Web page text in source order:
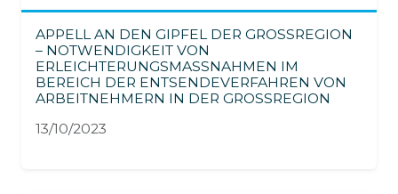
APPELL AN DEN GIPFEL DER GROSSREGION
– NOTWENDIGKEIT VON
ERLEICHTERUNGSMASSNAHMEN IM
BEREICH DER ENTSENDEVERFAHREN VON
ARBEITNEHMERN IN DER GROSSREGION
13/10/2023